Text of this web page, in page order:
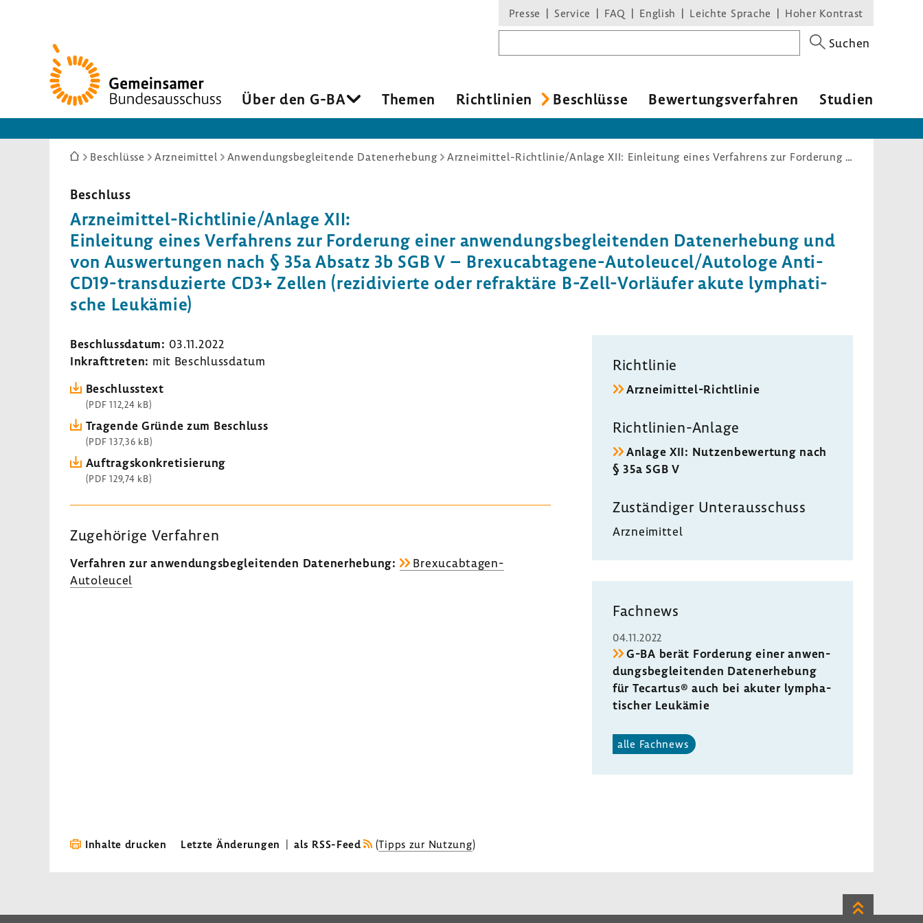
Zur
Startseite
Presse Service FAQ English Leichte Sprache Hoher Kontrast
Suchen
Über den G-BA Themen Richt­li­nien Beschlüsse Bewer­tungs­ver­fahren Studien
Sie
hier:
Beschlüsse Arzneimittel Anwendungsbegleitende Datenerhebung Arzneimittel-Richtlinie/Anlage XII: Einleitung eines Verfahrens zur Forderung einer anwendungsbegleitenden Datenerhebung und von Auswertungen nach § 35a Absatz 3b SGB V – Brexucabtagene-Autoleucel/Autologe Anti-CD19-transduzierte CD3+ Zellen (rezidivierte oder refraktäre B-Zell-Vorläufer akute lymphatische Leukämie)
Beschluss
Arzneimittel-​Richtlinie/Anlage XII:
Einlei­tung eines Verfah­rens zur Forde­rung einer anwen­dungs­be­glei­tenden Daten­er­he­bung und
von Auswer­tungen nach § 35a Absatz 3b SGB V – Brexucabtagene-​Autoleucel/Auto­loge Anti-​
CD19-transduzierte CD3+ Zellen (rezi­di­vierte oder refrak­täre B-​Zell-Vorläufer akute lympha­ti­
sche Leuk­ämie)
Beschluss­datum: 03.11.2022
Inkraft­treten: mit Beschluss­datum
Beschluss­text
(PDF 112,24 kB)
Tragende Gründe zum Beschluss
(PDF 137,36 kB)
Auftrags­kon­kre­ti­sie­rung
(PDF 129,74 kB)
Zuge­hö­rige Verfahren
Verfahren zur anwen­dungs­be­glei­tenden Daten­er­he­bung:
Brexucabtagen-​
Autoleucel
Richt­linie
Arzneimittel-​Richtlinie
Richtlinien-​Anlage
Anlage XII: Nutzen­be­wer­tung nach
§ 35a SGB V
Zustän­diger Unter­aus­schuss
Arznei­mittel
Fach­news
04.11.2022
G-BA berät Forde­rung einer anwen­
dungs­be­glei­tenden Daten­er­he­bung
für Tecartus® auch bei akuter lympha­
ti­scher Leuk­ämie
alle Fach­news
Inhalte drucken Letzte Änderungen | als RSS-Feed (Tipps zur Nutzung)
Zum